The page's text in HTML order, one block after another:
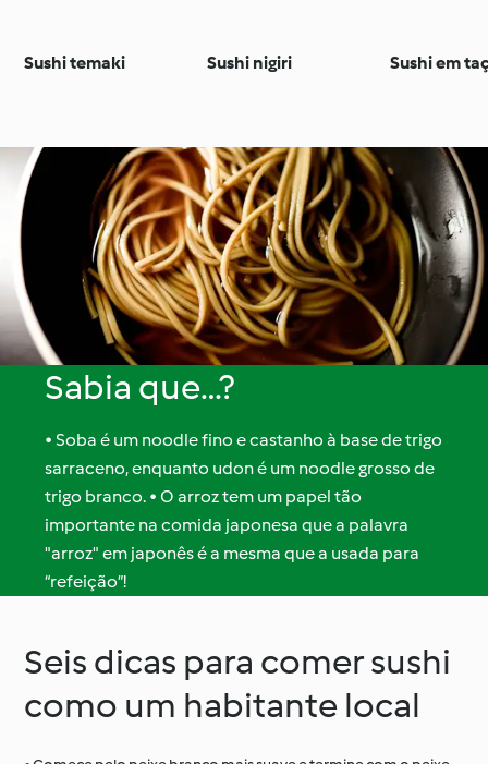
Sushi temaki Sushi nigiri Sushi em
Sabia que…?
• Soba é um noodle fino e castanho à base de trigo
sarraceno, enquanto udon é um noodle grosso de
trigo branco. • O arroz tem um papel tão
importante na comida japonesa que a palavra
"arroz" em japonês é a mesma que a usada para
“refeição”!
Seis dicas para comer sushi
como um habitante local